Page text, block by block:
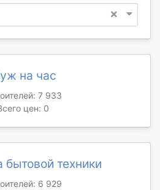
×
на час
7 933
цен: 0
бытовой техники
6 929